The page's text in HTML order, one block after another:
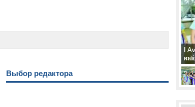
Выбор редактора
II